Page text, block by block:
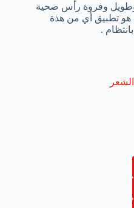
وفروة رأس صحية
تطبيق أي من هذة
.